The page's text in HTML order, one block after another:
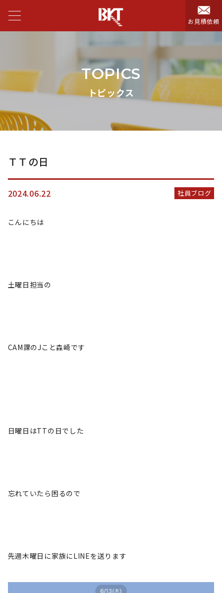
お見積依頼
TOPICS
トピックス
ＴＴの日
2024.06.22 社員ブログ
こんにちは
土曜日担当の
CAM課のJこと森崎です
日曜日はTTの日でした
忘れていたら困るので
先週木曜日に家族にLINEを送ります